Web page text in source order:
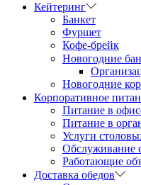
Кейтеринг
Банкет
Фуршет
Кофе-брейк
Новогодние
Новогодние
Корпоративное
Питание в
Питание в
Услуги
Обслуживание
Работающие
Доставка обедов